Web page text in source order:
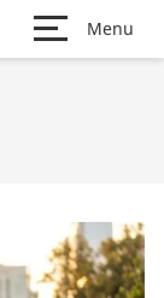
Menu